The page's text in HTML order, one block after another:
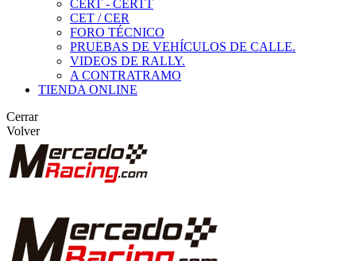
CERT - CERTT
CET / CER
FORO TÉCNICO
PRUEBAS DE VEHÍCULOS DE CALLE.
VIDEOS DE RALLY.
A CONTRATRAMO
TIENDA ONLINE
Cerrar
Volver